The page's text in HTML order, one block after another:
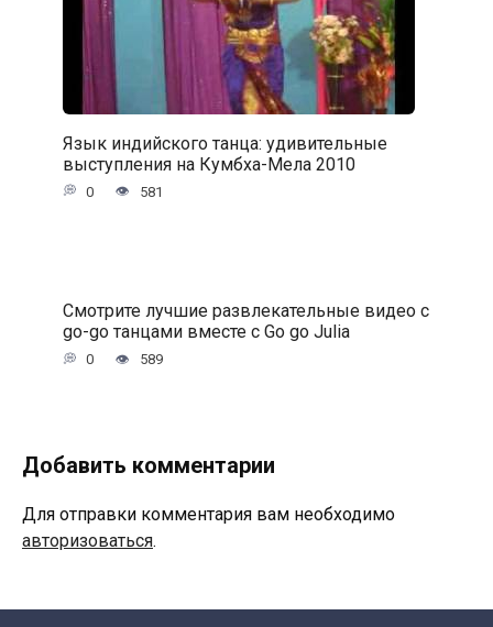
Язык индийского танца: удивительные
выступления на Кумбха-Мела 2010
0 581
Смотрите лучшие развлекательные видео с
go-go танцами вместе с Go go Julia
0 589
Добавить комментарии
Для отправки комментария вам необходимо
авторизоваться.